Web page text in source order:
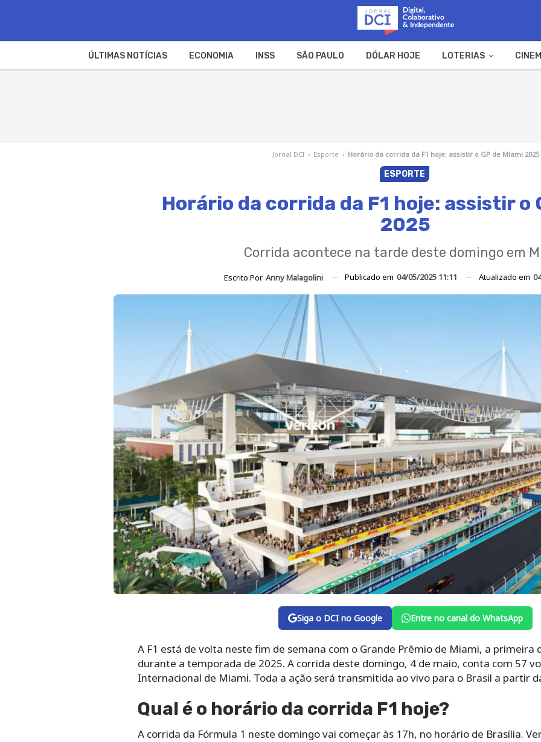
ÚLTIMAS NOTÍCIAS ECONOMIA INSS SÃO PAULO DÓLAR HOJE LOTERIAS
Jornal DCI › Esporte › Horário da corrida da F1 hoje: assistir o GP de Miami 2025
ESPORTE
Horário da corrida da F1 hoje: assistir o
2025
Corrida acontece na tarde deste domingo em
Escrito Por Anny Malagolini Publicado em 04/05/2025 11:11 Atualizado em
Siga o DCI no Google Entre no canal do WhatsApp
A F1 está de volta neste fim de semana com o Grande Prêmio de Miami, a primeira
durante a temporada de 2025. A corrida deste domingo, 4 de maio, conta com 57
Internacional de Miami. Toda a ação será transmitida ao vivo para o Brasil a partir
Qual é o horário da corrida F1 hoje?
A corrida da Fórmula 1 neste domingo vai começar às 17h, no horário de Brasília.